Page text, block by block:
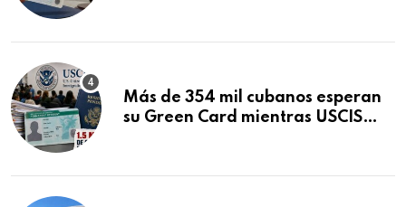
Más de 354 mil cubanos esperan
su Green Card mientras USCIS